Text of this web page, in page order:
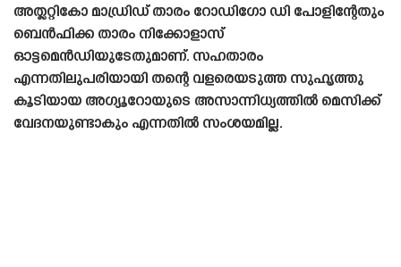
അത്ലറ്റികോ മാഡ്രിഡ് താരം റോഡിഗോ ഡി പോളിന്റേതും
ബെൻഫിക്ക താരം നിക്കോളാസ്
ഓട്ടമെൻഡിയുടേതുമാണ്. സഹതാരം
എന്നതിലുപരിയായി തന്റെ വളരെയടുത്ത സുഹൃത്തു
കൂടിയായ അഗ്യൂറോയുടെ അസാന്നിധ്യത്തിൽ മെസിക്ക്
വേദനയുണ്ടാകും എന്നതിൽ സംശയമില്ല.